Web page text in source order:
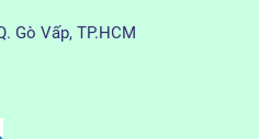
Gò Vấp, TP.HCM